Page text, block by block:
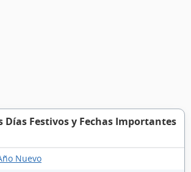
Días Festivos y Fechas Importantes
Nuevo